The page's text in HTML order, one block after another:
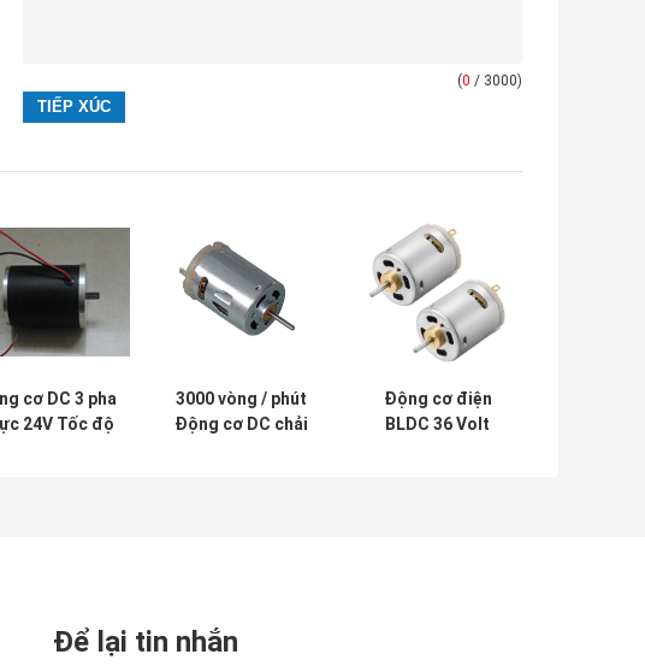
(0 / 3000)
cơ DC 3 pha
24V Tốc độ
3000 vòng / phút
Động cơ DC chải
Động cơ điện
BLDC 36 Volt
Để lại tin nhắn